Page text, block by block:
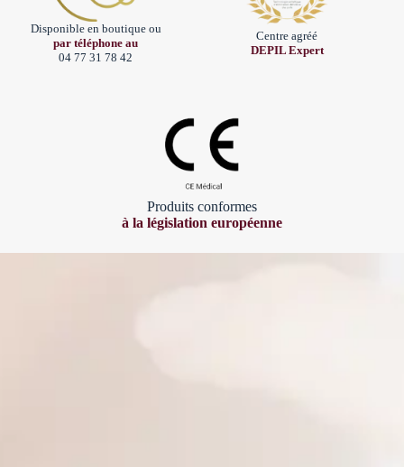
Disponible en boutique ou
par téléphone au
04 77 31 78 42
Centre agréé
DEPIL Expert
Produits conformes
à la législation européenne